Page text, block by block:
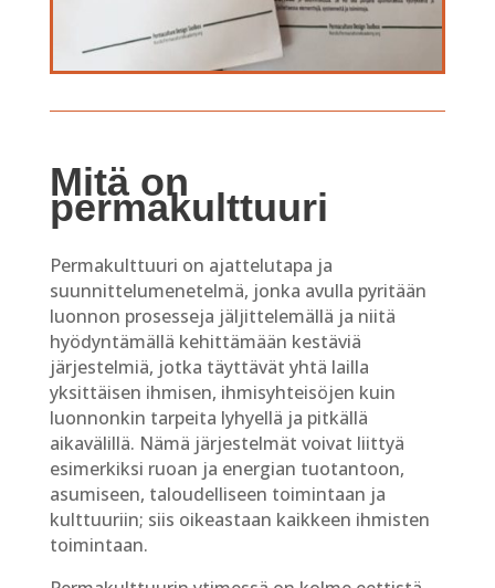
Mitä on
permakulttuuri
Permakulttuuri on ajattelutapa ja
suunnittelumenetelmä, jonka avulla pyritään
luonnon prosesseja jäljittelemällä ja niitä
hyödyntämällä kehittämään kestäviä
järjestelmiä, jotka täyttävät yhtä lailla
yksittäisen ihmisen, ihmisyhteisöjen kuin
luonnonkin tarpeita lyhyellä ja pitkällä
aikavälillä. Nämä järjestelmät voivat liittyä
esimerkiksi ruoan ja energian tuotantoon,
asumiseen, taloudelliseen toimintaan ja
kulttuuriin; siis oikeastaan kaikkeen ihmisten
toimintaan.